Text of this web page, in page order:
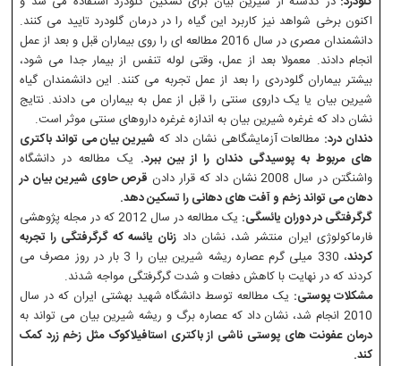
اکنون برخی شواهد نیز کاربرد این گیاه را در درمان گلودرد تایید می کنند.
دانشمندان مصری در سال 2016 مطالعه ای را روی بیماران قبل و بعد از عمل
انجام دادند. معمولا بعد از عمل، وقتی لوله تنفس از بیمار جدا می شود،
بیشتر بیماران گلودردی را بعد از عمل تجربه می کنند. این دانشمندان گیاه
شیرین بیان یا یک داروی سنتی را قبل از عمل به بیماران می دادند. نتایج
نشان داد که غرغره شیرین بیان به اندازه غرغره داروهای سنتی موثر است.
دندان درد: مطالعات آزمایشگاهی نشان داد که شیرین بیان می تواند باکتری
های مربوط به پوسیدگی دندان را از بین ببرد. یک مطالعه در دانشگاه
واشنگتن در سال 2008 نشان داد که قرار دادن
قرص حاوی شیرین بیان در
دهان می تواند زخم و آفت های دهانی را تسکین دهد.
گرگرفتگی در دوران یائسگی:
یک مطالعه در سال 2012 که در مجله پژوهشی
فارماکولوژی ایران منتشر شد، نشان داد زنان یائسه که گرگرفتگی را تجربه
کردند
، 330 میلی گرم عصاره ریشه شیرین بیان را 3 بار در روز مصرف می
کردند که در نهایت با کاهش دفعات و شدت گرگرفتگی مواجه شدند.
مشکلات پوستی: یک مطالعه توسط دانشگاه شهید بهشتی ایران که در سال
2010 انجام شد، نشان داد که عصاره برگ و ریشه شیرین بیان می تواند به
درمان عفونت های پوستی ناشی از باکتری استافیلاکوک مثل زخم زرد کمک
کند.